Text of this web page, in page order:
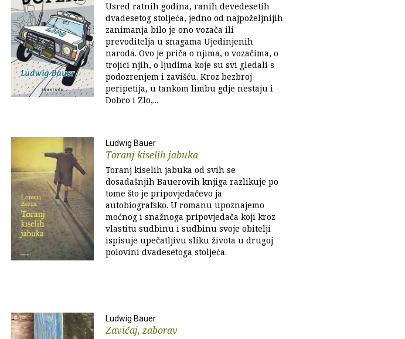
Usred ratnih godina, ranih devedesetih
dvadesetog stoljeća, jedno od najpoželjnijih
zanimanja bilo je ono vozača ili
prevoditelja u snagama Ujedinjenih
naroda. Ovo je priča o njima, o vozačima, o
trojici njih, o ljudima koje su svi gledali s
podozrenjem i zavišću. Kroz bezbroj
peripetija, u tankom limbu gdje nestaju i
Dobro i Zlo,...
Ludwig Bauer
Toranj kiselih jabuka
Toranj kiselih jabuka od svih se
dosadašnjih Bauerovih knjiga razlikuje po
tome što je pripovjedačevo ja
autobiografsko. U romanu upoznajemo
moćnog i snažnoga pripovjedača koji kroz
vlastitu sudbinu i sudbinu svoje obitelji
ispisuje upečatljivu sliku života u drugoj
polovini dvadesetoga stoljeća.
Ludwig Bauer
Zavičaj, zaborav